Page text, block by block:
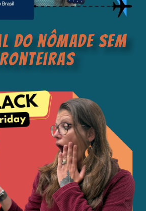
do nômade sem